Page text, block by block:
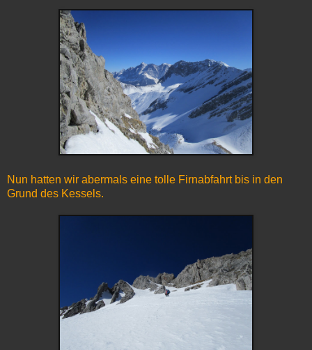
Nun hatten wir abermals eine tolle Firnabfahrt bis in den
Grund des Kessels.